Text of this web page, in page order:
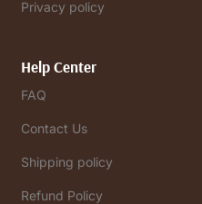
Privacy policy
Help Center
FAQ
Contact Us
Shipping policy
Refund Policy